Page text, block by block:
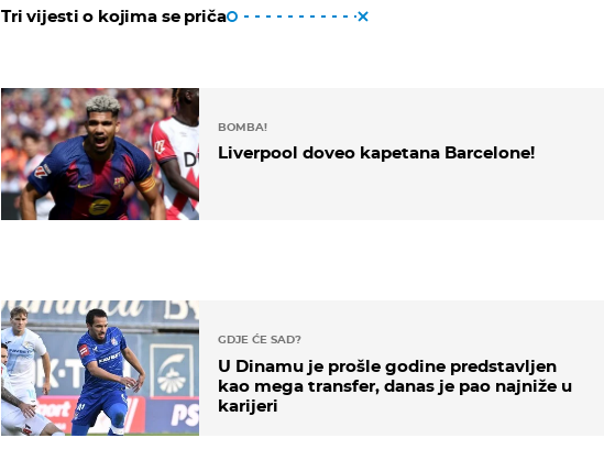
Tri vijesti o kojima se priča
BOMBA!
Liverpool doveo kapetana Barcelone!
GDJE ĆE SAD?
U Dinamu je prošle godine predstavljen
kao mega transfer, danas je pao najniže u
karijeri